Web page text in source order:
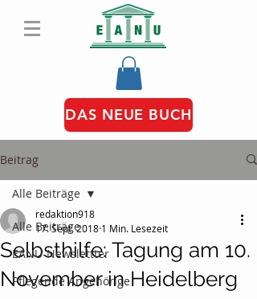
DAS NEUE BUCH
Beitrag
Alle Beiträge
EANU-Newslettter
Pflegende Angehörige
Alle Beiträge
Selbsthilfe: Tagung am 10.
November in Heidelberg
redaktion918
17. Sept. 2018 1 Min. Lesezeit